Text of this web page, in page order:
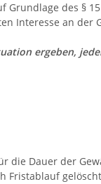
des §
Interesse an
ergeben,
die Dauer der